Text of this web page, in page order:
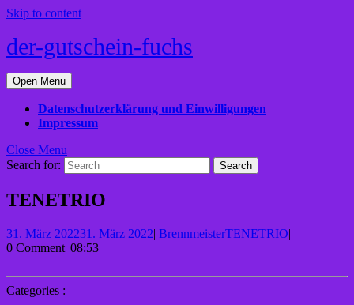
Skip to content
der-gutschein-fuchs
Open Menu
Datenschutzerklärung und Einwilligungen
Impressum
Close Menu
Search for:
TENETRIO
31. März 202231. März 2022| BrennmeisterTENETRIO|
0 Comment| 08:53
Categories :